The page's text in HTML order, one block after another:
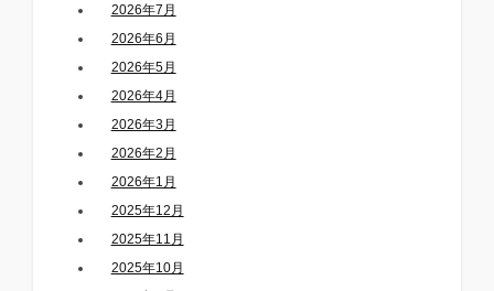
2026年7月
2026年6月
2026年5月
2026年4月
2026年3月
2026年2月
2026年1月
2025年12月
2025年11月
2025年10月